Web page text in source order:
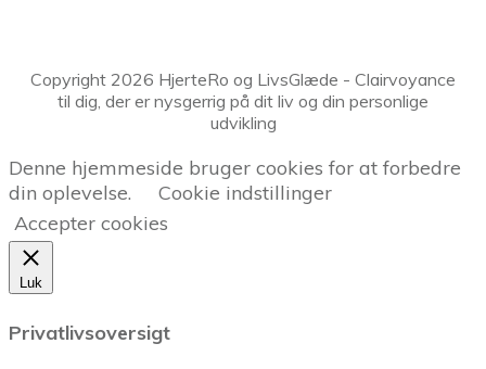
Copyright 2026 HjerteRo og LivsGlæde - Clairvoyance
til dig, der er nysgerrig på dit liv og din personlige
udvikling
Denne hjemmeside bruger cookies for at forbedre
din oplevelse.
Cookie indstillinger
Accepter cookies
Luk
Privatlivsoversigt